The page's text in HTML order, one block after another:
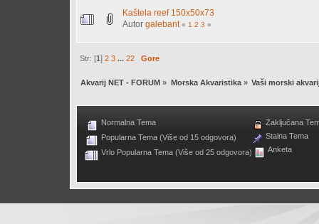
Kaštela reef 150x50x73
Autor galebant « 1 2 3 »
Str: [1]2 3 ...22 Gore
Akvarij NET - FORUM » Morska Akvaristika» Vaši morski
Normalna Tema
Popularna Tema (Više od 15 odgovora)
Vrlo Popularna Tema (Više od 25 odgovora)
Zaključana
Stalna Tema
Anketa